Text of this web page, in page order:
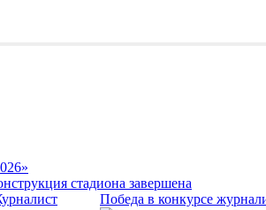
стадиона завершена
Победа в конкурсе